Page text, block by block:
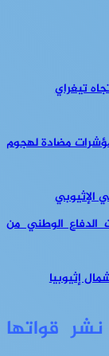
تيغراي
مضادة لهجوم
الإثيوبي
الدفاع الوطني من
إثيوبيا
قواتها